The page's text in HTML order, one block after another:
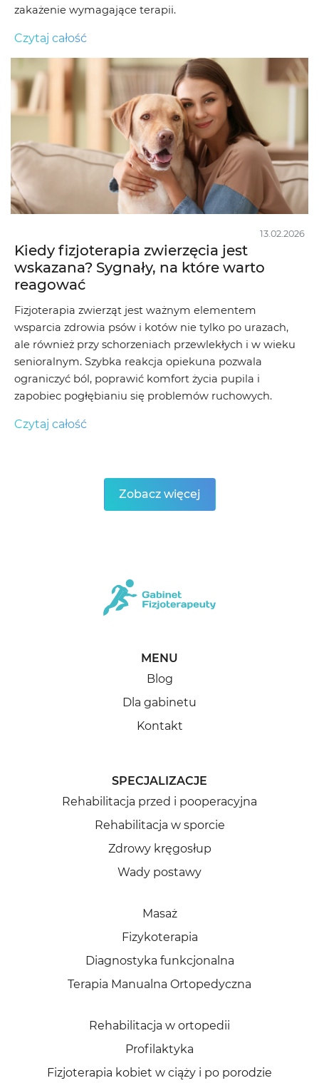
zakażenie wymagające terapii.
Czytaj całość
13.02.2026
Kiedy fizjoterapia zwierzęcia jest
wskazana? Sygnały, na które warto
reagować
Fizjoterapia zwierząt jest ważnym elementem
wsparcia zdrowia psów i kotów nie tylko po urazach,
ale również przy schorzeniach przewlekłych i w wieku
senioralnym. Szybka reakcja opiekuna pozwala
ograniczyć ból, poprawić komfort życia pupila i
zapobiec pogłębianiu się problemów ruchowych.
Czytaj całość
Zobacz więcej
MENU
Blog
Dla gabinetu
Kontakt
SPECJALIZACJE
Rehabilitacja przed i pooperacyjna
Rehabilitacja w sporcie
Zdrowy kręgosłup
Wady postawy
Masaż
Fizykoterapia
Diagnostyka funkcjonalna
Terapia Manualna Ortopedyczna
Rehabilitacja w ortopedii
Profilaktyka
Fizjoterapia kobiet w ciąży i po porodzie